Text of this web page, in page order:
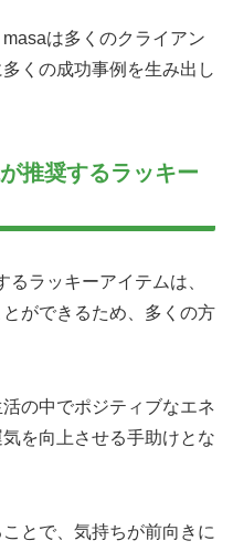
は多くのクライアン
くの成功事例を生み出し
推奨するラッキー
ラッキーアイテムは、
ができるため、多くの方
の中でポジティブなエネ
を向上させる手助けとな
とで、気持ちが前向きに